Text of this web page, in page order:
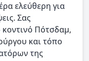
ελεύθερη για
Σας
Πότσδαμ,
και τόπο
της